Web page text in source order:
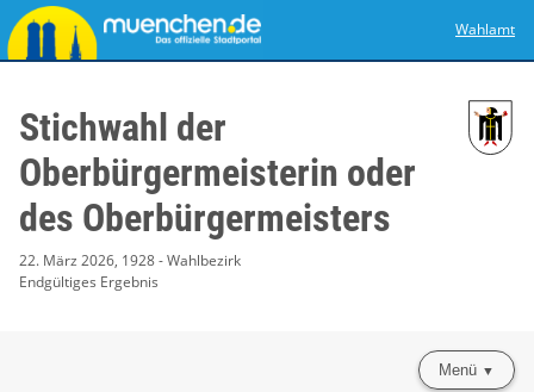
Wahlamt
Stichwahl der
Oberbürgermeisterin oder
des Oberbürgermeisters
22. März 2026, 1928 - Wahlbezirk
Endgültiges Ergebnis
Menü